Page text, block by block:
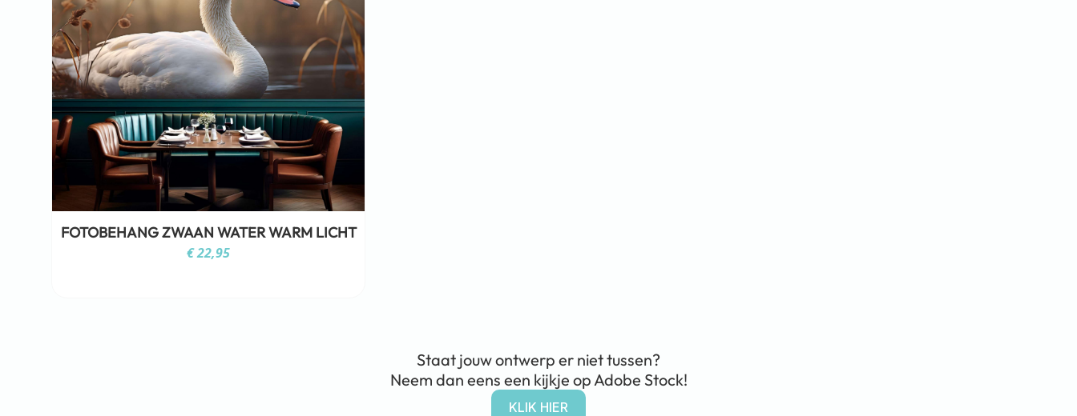
FOTOBEHANG ZWAAN WATER WARM LICHT
€22,95
Staat jouw ontwerp er niet tussen?
Neem dan eens een kijkje op Adobe Stock!
KLIK HIER